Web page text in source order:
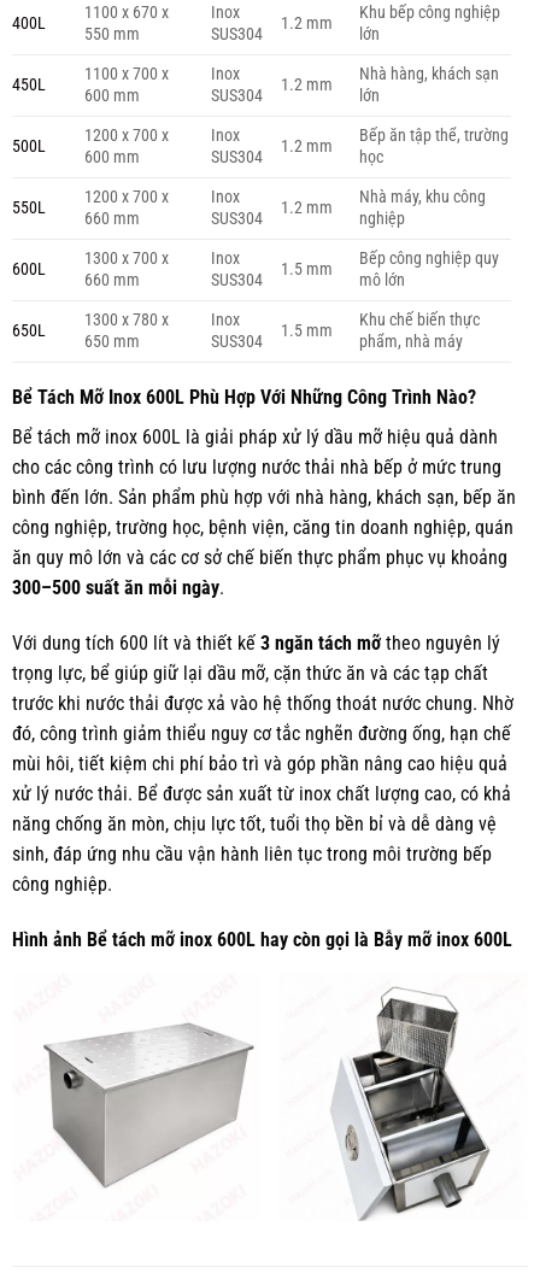
400L
1100 x 670 x
550 mm
Inox
SUS304
1.2 mm
Khu bếp công nghiệp
lớn
450L
1100 x 700 x
600 mm
Inox
SUS304
1.2 mm
Nhà hàng, khách sạn
lớn
500L
1200 x 700 x
600 mm
Inox
SUS304
1.2 mm
Bếp ăn tập thể, trường
học
550L
1200 x 700 x
660 mm
Inox
SUS304
1.2 mm
Nhà máy, khu công
nghiệp
600L
1300 x 700 x
660 mm
Inox
SUS304
1.5 mm
Bếp công nghiệp quy
mô lớn
650L
1300 x 780 x
650 mm
Inox
SUS304
1.5 mm
Khu chế biến thực
phẩm, nhà máy
Bể Tách Mỡ Inox 600L Phù Hợp Với Những Công Trình Nào?
Bể tách mỡ inox 600L là giải pháp xử lý dầu mỡ hiệu quả dành
cho các công trình có lưu lượng nước thải nhà bếp ở mức trung
bình đến lớn. Sản phẩm phù hợp với nhà hàng, khách sạn, bếp ăn
công nghiệp, trường học, bệnh viện, căng tin doanh nghiệp, quán
ăn quy mô lớn và các cơ sở chế biến thực phẩm phục vụ khoảng
300–500 suất ăn mỗi ngày.
Với dung tích 600 lít và thiết kế 3 ngăn tách mỡtheo nguyên lý
trọng lực, bể giúp giữ lại dầu mỡ, cặn thức ăn và các tạp chất
trước khi nước thải được xả vào hệ thống thoát nước chung. Nhờ
đó, công trình giảm thiểu nguy cơ tắc nghẽn đường ống, hạn chế
mùi hôi, tiết kiệm chi phí bảo trì và góp phần nâng cao hiệu quả
xử lý nước thải. Bể được sản xuất từ inox chất lượng cao, có khả
năng chống ăn mòn, chịu lực tốt, tuổi thọ bền bỉ và dễ dàng vệ
sinh, đáp ứng nhu cầu vận hành liên tục trong môi trường bếp
công nghiệp.
Hình ảnh Bể tách mỡ inox 600L hay còn gọi là Bẫy mỡ inox 600L